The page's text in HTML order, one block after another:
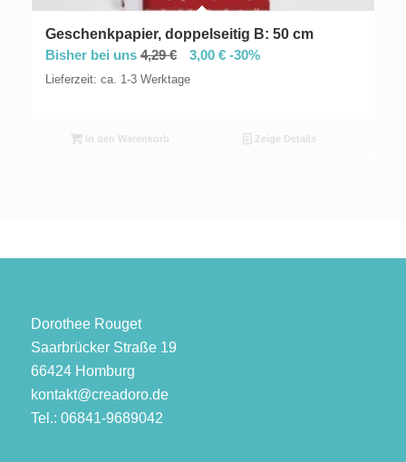
Geschenkpapier, doppelseitig B: 50 cm
Bisher bei uns 4,29€ 3,00 €-30%
Lieferzeit: ca. 1-3 Werktage
In den Warenkorb Zeige Details
Dorothee Rouget
Saarbrücker Straße 19
66424 Homburg
kontakt@creadoro.de
Tel.: 06841-9689042